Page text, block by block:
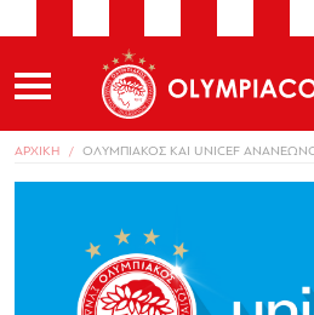
ΑΡΧΙΚΗ ΟΛΥΜΠΙΑΚΟΣ ΚΑΙ UNICEF